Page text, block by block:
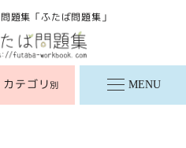
題集「ふたば問題集」
MENU
カテゴリ別